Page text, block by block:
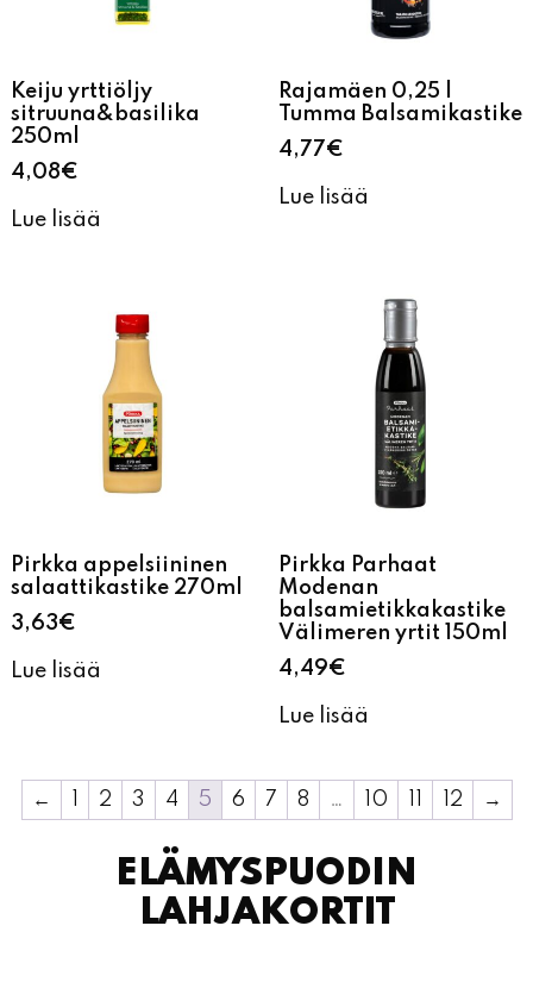
Keiju yrttiöljy
sitruuna&basilika
250ml
4,08€
Lue lisää
Rajamäen 0,25 l
Tumma Balsamikastike
4,77€
Lue lisää
Pirkka appelsiininen
salaattikastike 270ml
3,63€
Lue lisää
Pirkka Parhaat
Modenan
balsamietikkakastike
Välimeren yrtit 150ml
4,49€
Lue lisää
← 2 3 4 5 6 7 8 … 10 12 →
ELÄMYSPUODIN
LAHJAKORTIT